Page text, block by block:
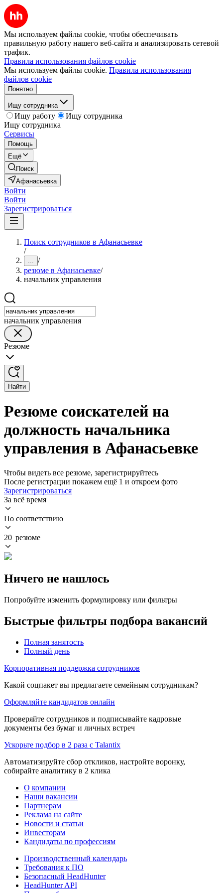
Мы используем файлы cookie, чтобы обеспечивать
правильную работу нашего веб-сайта и анализировать сетевой
трафик.
Правила использования файлов cookie
Мы используем файлы cookie. Правила использования
файлов cookie
Понятно
Ищу сотрудника
Ищу работу
Ищу сотрудника
Ищу сотрудника
Сервисы
Помощь
Ещё
Поиск
Афанасьевка
Войти
Войти
Зарегистрироваться
Поиск сотрудников в Афанасьевке
/
... /
резюме в Афанасьевке/
начальник управления
начальник управления
Резюме
Найти
Резюме соискателей на
должность начальника
управления в Афанасьевке
Чтобы видеть все резюме, зарегистрируйтесь
После регистрации покажем ещё 1 и откроем фото
Зарегистрироваться
За всё время
По соответствию
20 резюме
Ничего не нашлось
Попробуйте изменить формулировку или фильтры
Быстрые фильтры подбора вакансий
Полная занятость
Полный день
Корпоративная поддержка сотрудников
Какой соцпакет вы предлагаете семейным сотрудникам?
Оформляйте кандидатов онлайн
Проверяйте сотрудников и подписывайте кадровые
документы без бумаг и личных встреч
Ускорьте подбор в 2 раза с Talantix
Автоматизируйте сбор откликов, настройте воронку,
собирайте аналитику в 2 клика
О компании
Наши вакансии
Партнерам
Реклама на сайте
Новости и статьи
Инвесторам
Кандидаты по профессиям
Производственный календарь
Требования к ПО
Безопасный HeadHunter
HeadHunter API